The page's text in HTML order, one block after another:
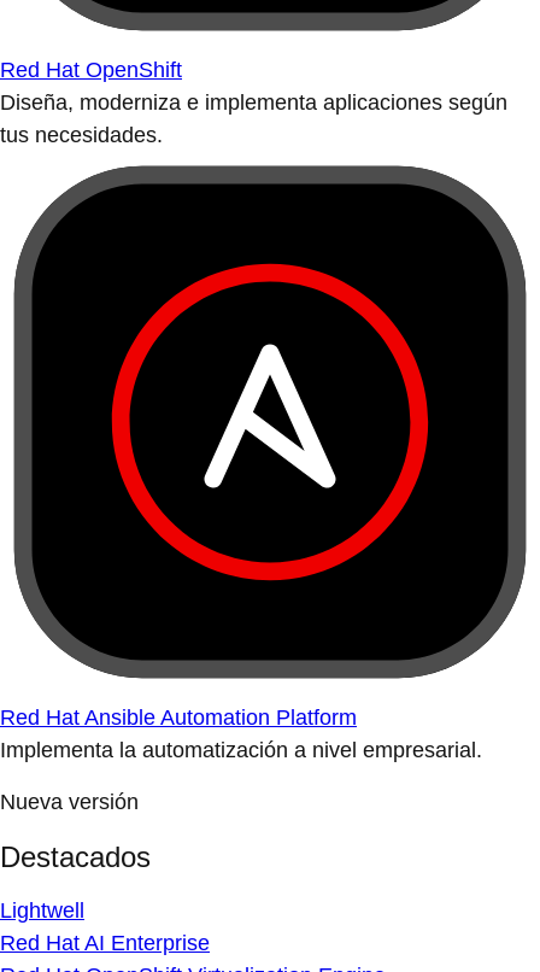
Red Hat OpenShift
Diseña, moderniza e implementa aplicaciones según
tus necesidades.
Red Hat Ansible Automation Platform
Implementa la automatización a nivel empresarial.
Nueva versión
Destacados
Lightwell
Red Hat AI Enterprise